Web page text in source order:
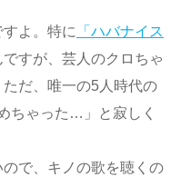
よ。特に
「ハバナイス
すが、芸人のクロちゃ
だ、唯一の5人時代の
ちゃった…」と寂しく
で、キノの歌を聴くの